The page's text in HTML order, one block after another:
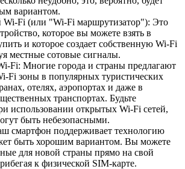
вариантом.
Fi (или "Wi-Fi маршрутизатор"): Это
которое вы можете взять в
и которое создает собственную Wi-Fi
местные сотовые сигналы.
Fi: Многие города и страны предлагают
Fi зоны в популярных туристических
отелях, аэропортах и даже в
транспортах. Будьте
использовании открытых Wi-Fi сетей,
быть небезопасными.
смартфон поддерживает технологию
быть хорошим вариантом. Вы можете
для новой страны прямо на свой
к физической SIM-карте.